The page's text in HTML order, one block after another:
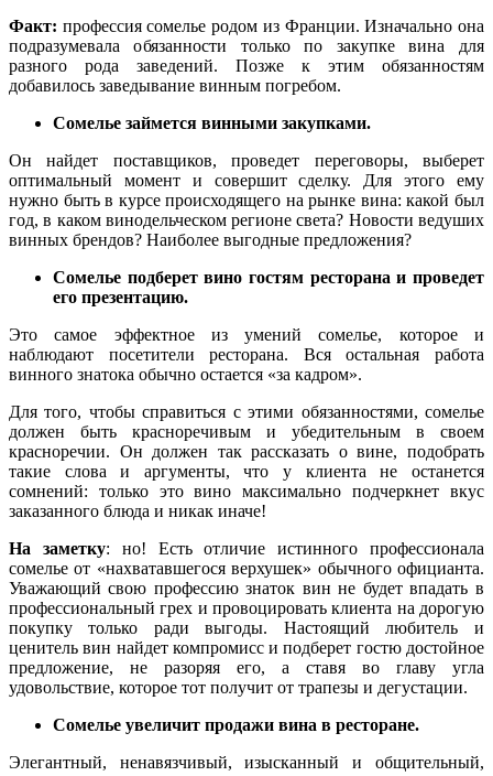
Факт: профессия сомелье родом из Франции. Изначально она
подразумевала обязанности только по закупке вина для
разного рода заведений. Позже к этим обязанностям
добавилось заведывание винным погребом.
Сомелье займется винными закупками.
Он найдет поставщиков, проведет переговоры, выберет
оптимальный момент и совершит сделку. Для этого ему
нужно быть в курсе происходящего на рынке вина: какой был
год, в каком винодельческом регионе света? Новости ведуших
винных брендов? Наиболее выгодные предложения?
Сомелье подберет вино гостям ресторана и проведет
его презентацию.
Это самое эффектное из умений сомелье, которое и
наблюдают посетители ресторана. Вся остальная работа
винного знатока обычно остается «за кадром».
Для того, чтобы справиться с этими обязанностями, сомелье
должен быть красноречивым и убедительным в своем
красноречии. Он должен так рассказать о вине, подобрать
такие слова и аргументы, что у клиента не останется
сомнений: только это вино максимально подчеркнет вкус
заказанного блюда и никак иначе!
На заметку: но! Есть отличие истинного профессионала
сомелье от «нахватавшегося верхушек» обычного официанта.
Уважающий свою профессию знаток вин не будет впадать в
профессиональный грех и провоцировать клиента на дорогую
покупку только ради выгоды. Настоящий любитель и
ценитель вин найдет компромисс и подберет гостю достойное
предложение, не разоряя его, а ставя во главу угла
удовольствие, которое тот получит от трапезы и дегустации.
Сомелье увеличит продажи вина в ресторане.
Элегантный, ненавязчивый, изысканный и общительный,